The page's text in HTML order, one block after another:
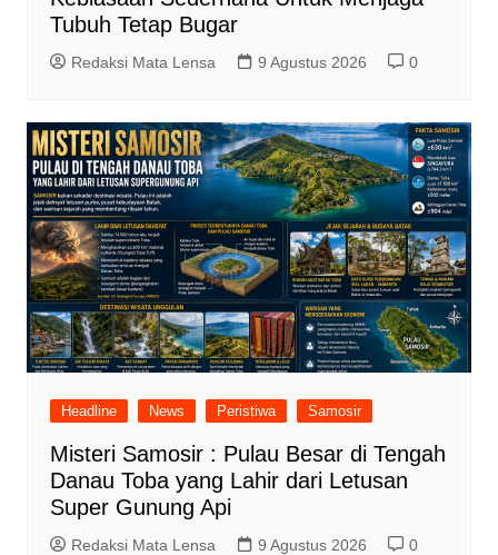
Tubuh Tetap Bugar
Redaksi Mata Lensa 9 Agustus 2026 0
Headline News Peristiwa Samosir
Misteri Samosir : Pulau Besar di Tengah
Danau Toba yang Lahir dari Letusan
Super Gunung Api
Redaksi Mata Lensa 9 Agustus 2026 0